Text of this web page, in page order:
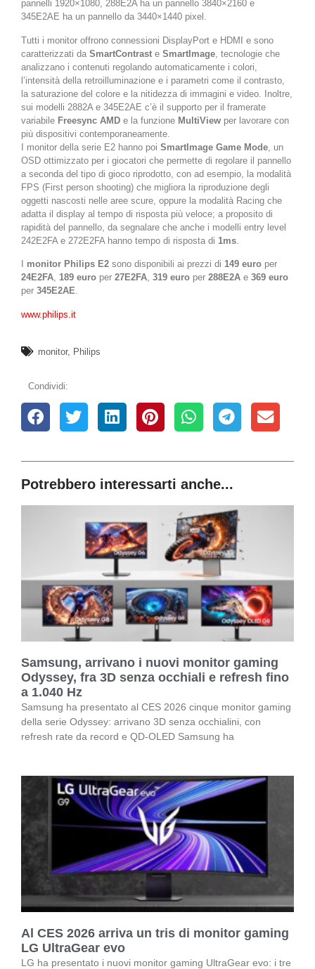
pannelli 1920×1080, 288E2A ha un pannello 3840×2160 e
345E2AE ha un pannello da 3440×1440 pixel.
Tutti i monitor offrono connessioni DisplayPort e HDMI e sono
caratterizzati da SmartContrast e SmartImage , tecnologie che
analizzano i contenuti regolando automaticamente i colori,
l’intensità della retroilluminazione e i parametri come il contrasto,
la saturazione del colore e la nitidezza di immagini e video. Inoltre,
sui modelli 2882A e 345E2AE c’è il supporto per il framerate
variabile Freesync AMD e la funzione MultiView per lavorare con
più dispositivi contemporaneamente.
I monitor della serie E2 hanno poi SmartImage Game Mode , un
OSD ottimizzato per i giocatori che permette di regolare il pannello
a seconda del tipo di gioco riprodotto, con ad esempio, la modalità
FPS (First person shooting) che migliora la riproduzione degli
oggetti nascosti nelle aree scure, oppure la modalità Racing che
adatta il display al tempo di risposta più veloce; a proposito di
rapidità del pannello, da segnalare che anche i modelli entry level
242E2FA e 272E2FA hanno tempo di risposta di 1ms
monitor Philips E2 sono disponibili ai prezzi di 149 euro per
24E2FA, 189 euro per 27E2FA, 319 euro per 288E2A e 369 euro
per 345E2AE.
www.philips.it
monitor, Philips
Condividi:
Potrebbero interessarti anche...
Samsung, arrivano i nuovi monitor gaming
Odyssey, fra 3D senza occhiali e refresh fino
a 1.040 Hz
Samsung ha presentato al CES 2026 cinque monitor gaming
della serie Odyssey: arrivano 3D senza occhialini, con
refresh rate da record e QD-OLED Samsung ha
Al CES 2026 arriva un tris di monitor gaming
LG UltraGear evo
LG ha presentato i nuovi monitor gaming UltraGear evo: i tre